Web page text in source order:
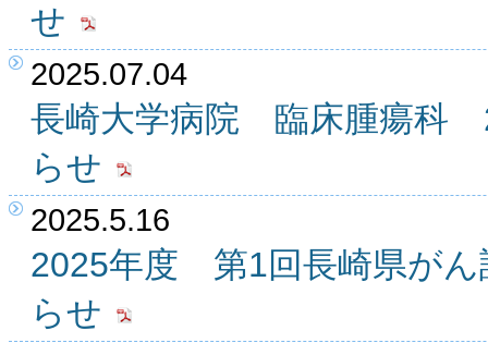
せ
2025.07.04
長崎大学病院 臨床腫瘍科
らせ
2025.5.16
2025年度 第1回長崎県がん
らせ